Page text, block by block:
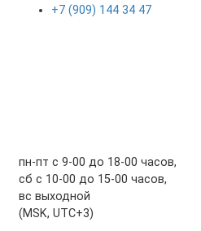
+7 (909) 144 34 47
пн-пт с 9-00 до 18-00 часов,
сб с 10-00 до 15-00 часов,
вс выходной
(MSK, UTC+3)